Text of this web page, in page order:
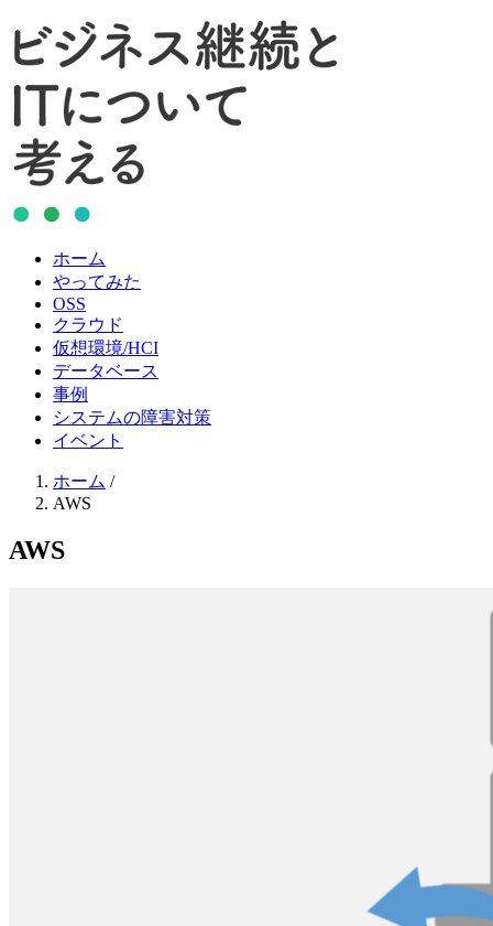
ホーム
やってみた
OSS
クラウド
仮想環境/HCI
データベース
事例
システムの障害対策
イベント
ホーム /
AWS
AWS